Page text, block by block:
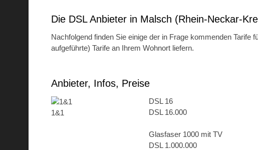
Die DSL Anbieter in Malsch (Rhein-Neckar-
Nachfolgend finden Sie einige der in Frage kommenden
aufgeführte) Tarife an Ihrem Wohnort liefern.
Anbieter, Infos, Preise
1&1
DSL 16
DSL 16.000
Glasfaser 1000 mit TV
DSL 1.000.000